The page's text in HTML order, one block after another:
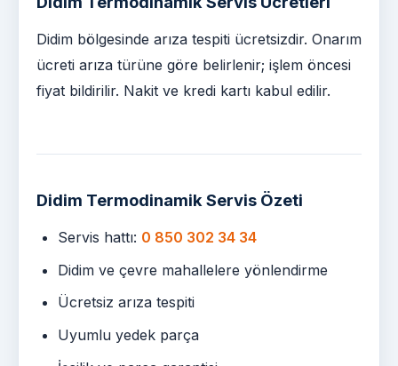
Didim bölgesinde arıza tespiti ücretsizdir. Onarım
ücreti arıza türüne göre belirlenir; işlem öncesi
fiyat bildirilir. Nakit ve kredi kartı kabul edilir.
Didim Termodinamik Servis Özeti
Servis hattı: 0 850 302 34 34
Didim ve çevre mahallelere yönlendirme
Ücretsiz arıza tespiti
Uyumlu yedek parça